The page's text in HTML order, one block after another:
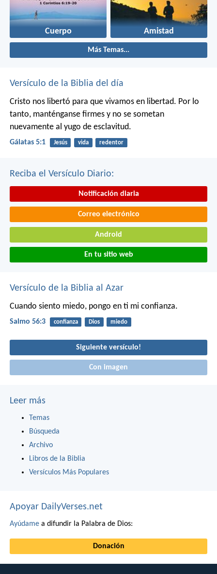
Cuerpo Amistad
Más Temas...
Versículo de la Biblia del día
Cristo nos libertó para que vivamos en libertad. Por lo
tanto, manténganse firmes y no se sometan
nuevamente al yugo de esclavitud.
Gálatas 5:1 Jesús vida redentor
Reciba el Versículo Diario:
Notificación diaria
Correo electrónico
Android
En tu sitio web
Versículo de la Biblia al Azar
Cuando siento miedo, pongo en ti mi confianza.
Salmo 56:3 confianza Dios miedo
Siguiente versículo!
Con imagen
Leer más
Temas
Búsqueda
Archivo
Libros de la Biblia
Versículos Más Populares
Apoyar DailyVerses.net
Ayúdame a difundir la Palabra de Dios:
Donación